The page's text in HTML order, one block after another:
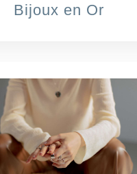
Bijoux en Or